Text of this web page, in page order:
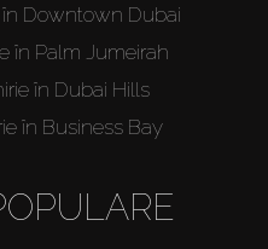
în Downtown Dubai
în Palm Jumeirah
în Dubai Hills
în Business Bay